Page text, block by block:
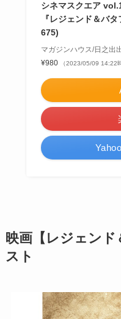
シネマスクエア
『レジェンド＆バ
675)
マガジンハウス/日之出
¥980
（2023/05/09 14:22
映画【レジェンド
スト